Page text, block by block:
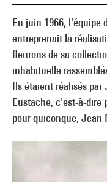
En juin 1966, l'équipe
entreprenait la
fleurons de sa
inhabituelle
Ils étaient réalisés par
Eustache, c'est-à-dire
pour quiconque, Jean